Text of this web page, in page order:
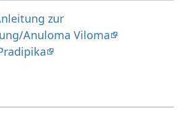
zur
Anuloma Viloma